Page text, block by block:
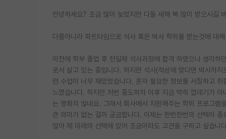
안녕하세요? 조금 많이 늦었지만 다들 새해 복 많이 받으시길 바
다름아니라 파트타임으로 석사 혹은 박사 학위를 받는것에 대
이전에 학부 졸업 후 전일제 석사과정에 합격 하였으나 생각
로서 살고 있는 중입니다. 하지만 석사(적성에 맞다면 박사까
련 수업이 너무 재밌었습니다. 혼자 필요한 정보를 서칭하고
느꼈습니다. 하지만 저번 중도하차 이후 지금 딱히 껍데기가
는 명확치 않네요. 그래서 회사에서 지원해주는 학위 프로그
큰 의미가 없는 걸까 궁금합니다. 이제는 한번한번의 선택이
않아 제 미래의 선택에 있어 조금이라도 고견을 구하고 싶습니